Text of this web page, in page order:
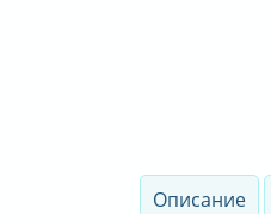
Описание